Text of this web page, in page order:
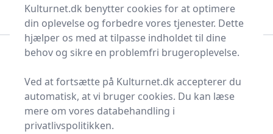
Start søgning
Bolig og indretning Kontor
Find de bedste linealer -
11 valgmuligheder
Kulturnet.dk benytter cookies for at optimere
din oplevelse og forbedre vores tjenester. Dette
hjælper os med at tilpasse indholdet til dine
behov og sikre en problemfri brugeroplevelse.
Ved at fortsætte på Kulturnet.dk accepterer du
automatisk, at vi bruger cookies. Du kan læse
mere om vores databehandling i
privatlivspolitikken.